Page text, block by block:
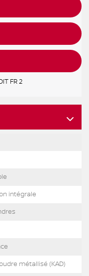
intégrale
métallisé (KAD)